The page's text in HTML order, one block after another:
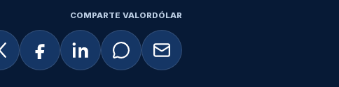
COMPARTE VALORDÓLAR